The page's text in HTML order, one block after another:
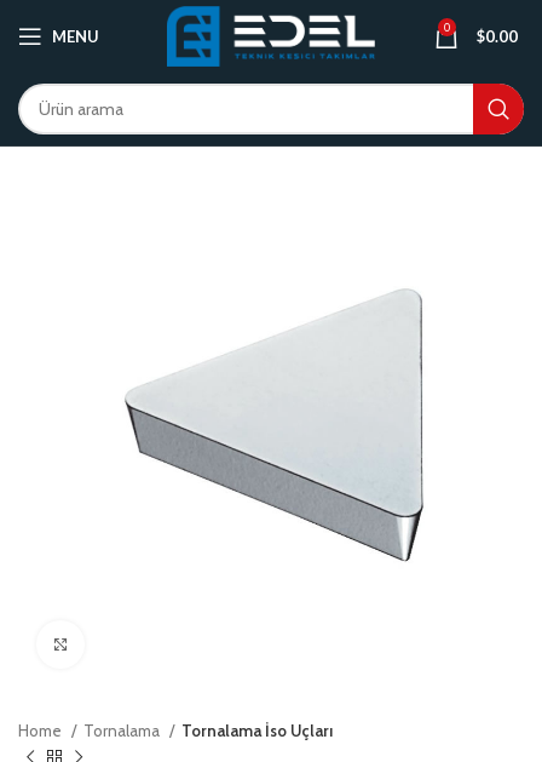
MENU 0 $0.00
Home Tornalama Tornalama İso Uçları